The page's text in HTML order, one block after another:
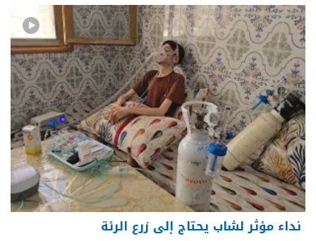
نداء مؤثر لشاب يحتاج إلى زرع الرئة